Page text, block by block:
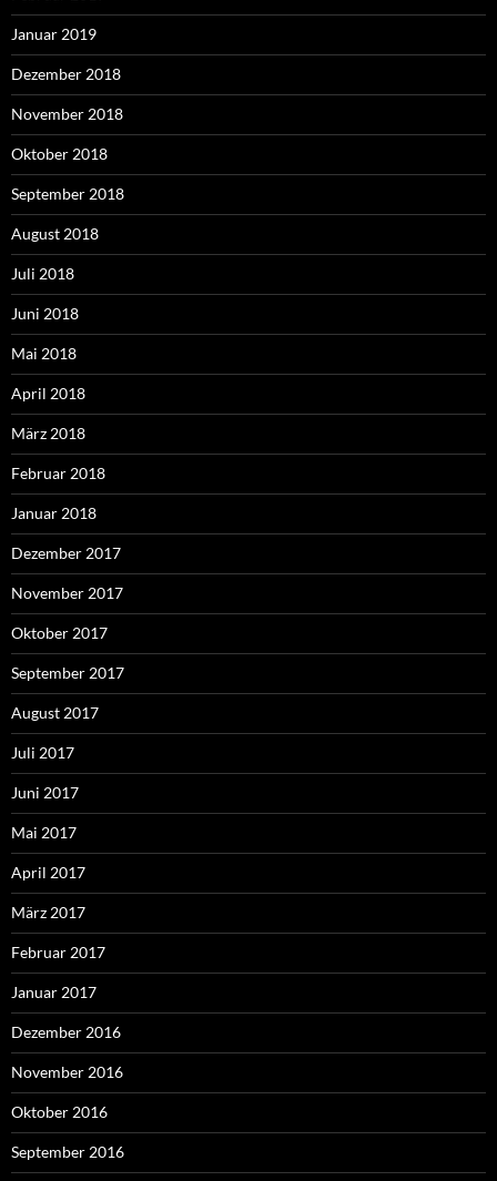
Januar 2019
Dezember 2018
November 2018
Oktober 2018
September 2018
August 2018
Juli 2018
Juni 2018
Mai 2018
April 2018
März 2018
Februar 2018
Januar 2018
Dezember 2017
November 2017
Oktober 2017
September 2017
August 2017
Juli 2017
Juni 2017
Mai 2017
April 2017
März 2017
Februar 2017
Januar 2017
Dezember 2016
November 2016
Oktober 2016
September 2016